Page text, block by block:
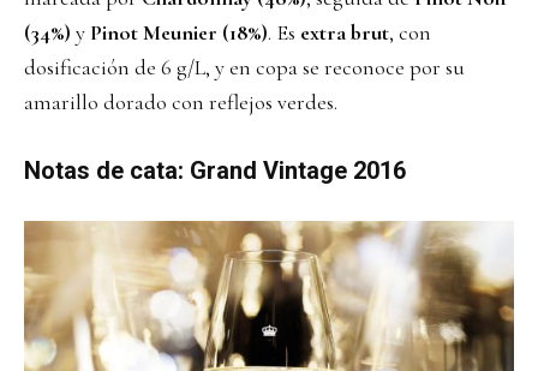
(34%) y Pinot Meunier (18%). Es extra brut, con
dosificación de 6 g/L, y en copa se reconoce por su
amarillo dorado con reflejos verdes.
Notas de cata: Grand Vintage 2016